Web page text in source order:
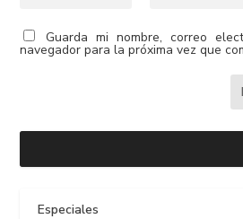
Guarda mi nombre, correo
navegador para la próxima vez que
Especiales